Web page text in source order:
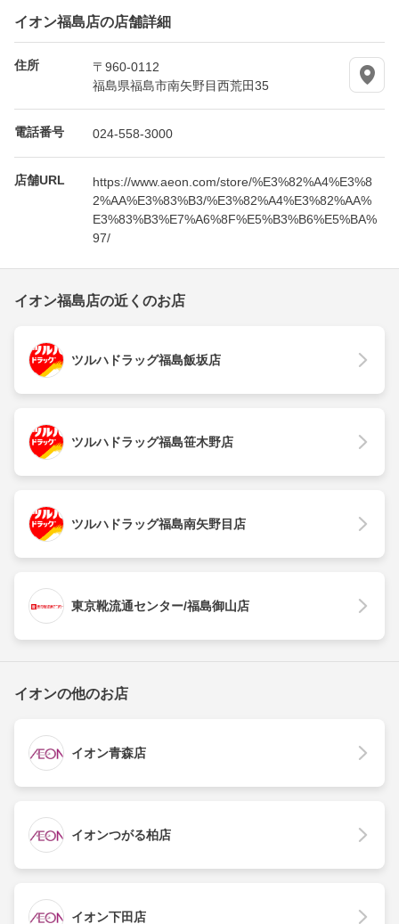
イオン福島店の店舗詳細
住所
〒960-0112
福島県福島市南矢野目西荒田35
電話番号 024-558-3000
店舗URL
https://www.aeon.com/store/%E3%82%A4%E3%8
2%AA%E3%83%B3/%E3%82%A4%E3%82%AA%
E3%83%B3%E7%A6%8F%E5%B3%B6%E5%BA%
97/
イオン福島店の近くのお店
ツルハドラッグ福島飯坂店
ツルハドラッグ福島笹木野店
ツルハドラッグ福島南矢野目店
東京靴流通センター/福島御山店
イオンの他のお店
イオン青森店
イオンつがる柏店
イオン下田店